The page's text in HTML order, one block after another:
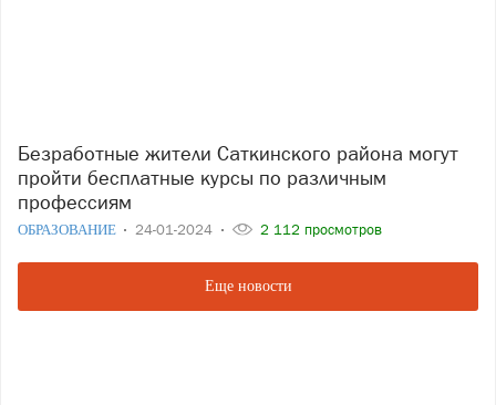
Безработные жители Саткинского района могут
пройти бесплатные курсы по различным
профессиям
ОБРАЗОВАНИЕ 24-01-2024 2 112 просмотров
Еще новости